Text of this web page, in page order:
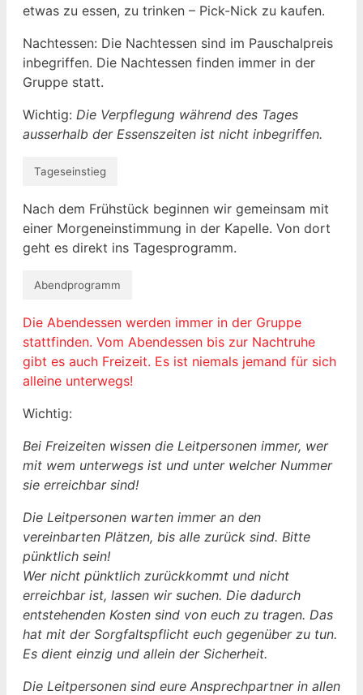
etwas zu essen, zu trinken – Pick-Nick zu kaufen.
Nachtessen: Die Nachtessen sind im Pauschalpreis
inbegriffen. Die Nachtessen finden immer in der
Gruppe statt.
Wichtig: Die Verpflegung während des Tages
ausserhalb der Essenszeiten ist nicht inbegriffen.
Tageseinstieg
Nach dem Frühstück beginnen wir gemeinsam mit
einer Morgeneinstimmung in der Kapelle. Von dort
geht es direkt ins Tagesprogramm.
Abendprogramm
Die Abendessen werden immer in der Gruppe
stattfinden. Vom Abendessen bis zur Nachtruhe
gibt es auch Freizeit. Es ist niemals jemand für sich
alleine unterwegs!
Wichtig:
Bei Freizeiten wissen die Leitpersonen immer, wer
mit wem unterwegs ist und unter welcher Nummer
sie erreichbar sind!
Die Leitpersonen warten immer an den
vereinbarten Plätzen, bis alle zurück sind. Bitte
pünktlich sein!
Wer nicht pünktlich zurückkommt und nicht
erreichbar ist, lassen wir suchen. Die dadurch
entstehenden Kosten sind von euch zu tragen. Das
hat mit der Sorgfaltspflicht euch gegenüber zu tun.
Es dient einzig und allein der Sicherheit.
Die Leitpersonen sind eure Ansprechpartner in allen